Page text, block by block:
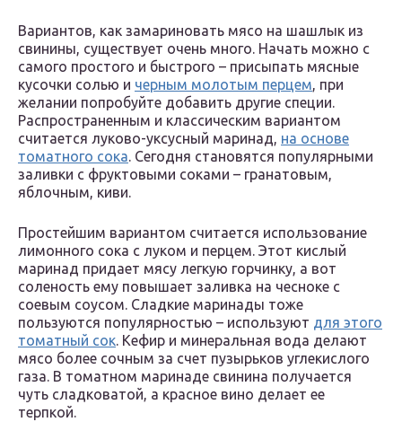
Вариантов, как замариновать мясо на шашлык из
свинины, существует очень много. Начать можно с
самого простого и быстрого – присыпать мясные
кусочки солью и черным молотым перцем, при
желании попробуйте добавить другие специи.
Распространенным и классическим вариантом
считается луково-уксусный маринад, на основе
томатного сока. Сегодня становятся популярными
заливки с фруктовыми соками – гранатовым,
яблочным, киви.
Простейшим вариантом считается использование
лимонного сока с луком и перцем. Этот кислый
маринад придает мясу легкую горчинку, а вот
соленость ему повышает заливка на чесноке с
соевым соусом. Сладкие маринады тоже
пользуются популярностью – используют для этого
томатный сок. Кефир и минеральная вода делают
мясо более сочным за счет пузырьков углекислого
газа. В томатном маринаде свинина получается
чуть сладковатой, а красное вино делает ее
терпкой.